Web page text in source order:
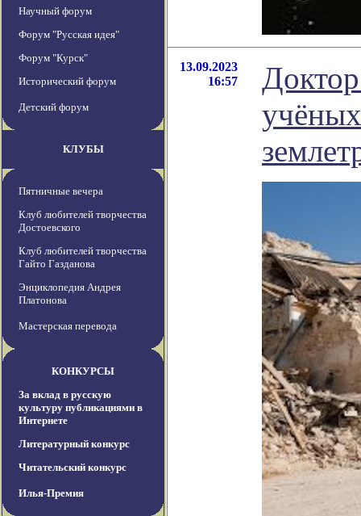
Научный форум
Форум "Русская идея"
Форум "Курск"
Исторический форум
Детский форум
КЛУБЫ
Пятничные вечера
Клуб любителей творчества
Достоевского
Клуб любителей творчества
Гайто Газданова
Энциклопедия Андрея
Платонова
Мастерская перевода
КОНКУРСЫ
За вклад в русскую
культуру публикациями в
Интернете
Литературный конкурс
Читательский конкурс
Илья-Премия
13.09.2023
16:57